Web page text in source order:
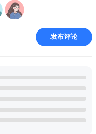
光荣榜
、应用分享、系统消息、
发布评论